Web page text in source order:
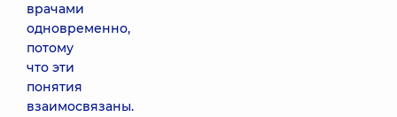
врачами
одновременно,
потому
что эти
понятия
взаимосвязаны.